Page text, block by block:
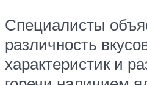
Специалисты
различность
характеристик и